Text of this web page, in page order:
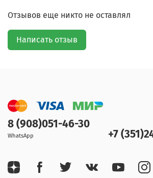
Отзывов еще никто не оставлял
Написать отзыв
8 (908)051-46-30
WhatsApp +7